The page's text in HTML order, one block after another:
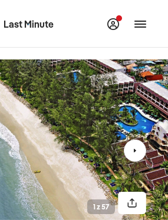
Last Minute
1 z 57